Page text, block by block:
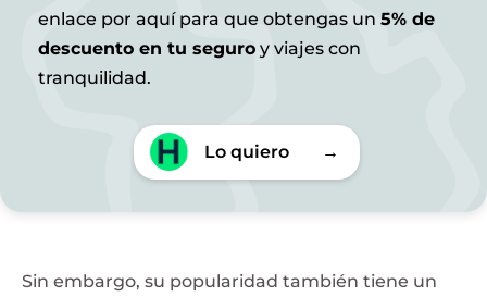
enlace por aquí para que obtengas un 5% de
descuento en tu seguro y viajes con
tranquilidad.
Lo quiero →
Sin embargo, su popularidad también tiene un